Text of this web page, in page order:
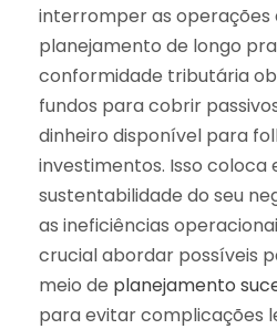
interromper as operações
planejamento de longo
conformidade tributária
fundos para cobrir
dinheiro disponível para
investimentos. Isso coloca
sustentabilidade do seu
as ineficiências
crucial abordar possíveis
meio de planejamento
para evitar complicações